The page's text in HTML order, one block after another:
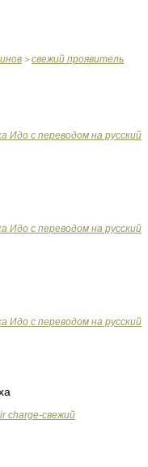
> свежий проявитель
Идо с переводом на русский
Идо с переводом на русский
Идо с переводом на русский
charge-свежий